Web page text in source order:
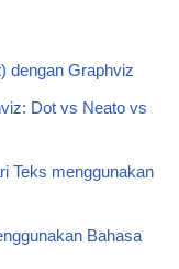
dengan Graphviz
Dot vs Neato vs
Teks menggunakan
Bahasa